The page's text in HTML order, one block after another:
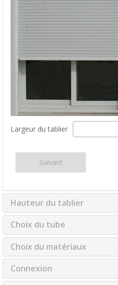
Largeur du tablier
Suivant
Hauteur du tablier
Choix du tube
Choix du matériaux
Connexion